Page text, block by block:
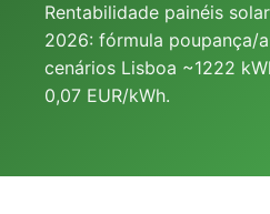
Rentabilidade painéis
2026: fórmula poupança/
cenários Lisboa ~1222
0,07 EUR/kWh.